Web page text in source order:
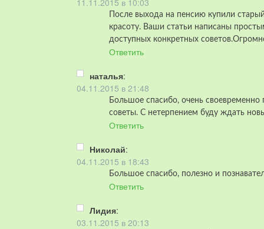
11.11.2015 в 10:03
После выхода на пенсию купили
красоту. Ваши статьи написаны
доступных конкретных
Ответить
наталья:
04.11.2015 в 21:48
Большое спасибо, очень своевременно
советы. С нетерпением буду ждать
Ответить
Николай:
04.11.2015 в 18:43
Большое спасибо, полезно и
Ответить
Лидия:
03.11.2015 в 20:13